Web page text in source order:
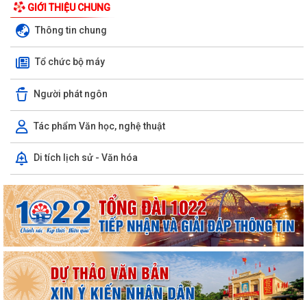
GIỚI THIỆU CHUNG
Thông tin chung
Tổ chức bộ máy
Người phát ngôn
Tác phẩm Văn học, nghệ thuật
Di tích lịch sử - Văn hóa
Công văn số 3385/UBND-KT ngày 29/7/2026 của UBND phường v/v
công khai Quyết định của Chủ tịch Ủy...
Tổ Đại biểu số 05 HĐND thành phố tiếp xúc cử tri sau Kỳ họp thường lệ
giữa năm 2026 HĐND thành phố...
Hội nghị tập huấn công tác Đoàn và phong trào thanh thiếu nhi năm